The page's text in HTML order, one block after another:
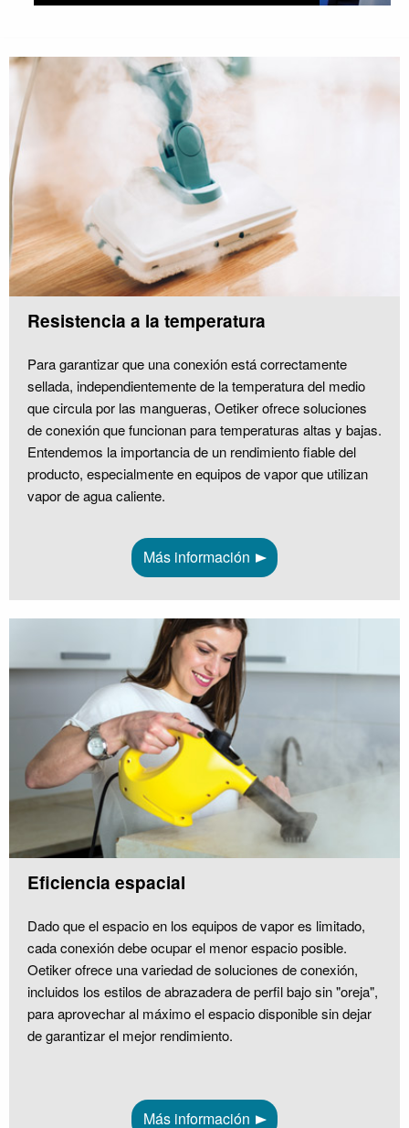
Resistencia a la temperatura
Para garantizar que una conexión está correctamente
sellada, independientemente de la temperatura del medio
que circula por las mangueras, Oetiker ofrece soluciones
de conexión que funcionan para temperaturas altas y bajas.
Entendemos la importancia de un rendimiento fiable del
producto, especialmente en equipos de vapor que utilizan
vapor de agua caliente.
Más información
Eficiencia espacial
Dado que el espacio en los equipos de vapor es limitado,
cada conexión debe ocupar el menor espacio posible.
Oetiker ofrece una variedad de soluciones de conexión,
incluidos los estilos de abrazadera de perfil bajo sin "oreja",
para aprovechar al máximo el espacio disponible sin dejar
de garantizar el mejor rendimiento.
Más información